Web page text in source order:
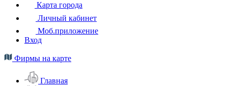
Карта города
Личный кабинет
Моб.приложение
Вход
Фирмы на карте
Главная